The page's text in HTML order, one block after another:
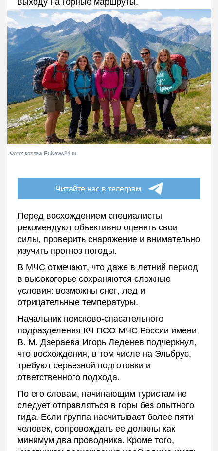
Фото: коллаж RuNews24.ru
Читайте нас в телеграм
Перед восхождением специалисты
рекомендуют объективно оценить свои
силы, проверить снаряжение и внимательно
изучить прогноз погоды.
В МЧС отмечают, что даже в летний период
в высокогорье сохраняются сложные
условия: возможны снег, лед и
отрицательные температуры.
Начальник поисково-спасательного
подразделения КЧ ПСО МЧС России имени
В. М. Дзераева Игорь Леденев подчеркнул,
что восхождения, в том числе на Эльбрус,
требуют серьезной подготовки и
ответственного подхода.
По его словам, начинающим туристам не
следует отправляться в горы без опытного
гида. Если группа насчитывает более пяти
человек, сопровождать ее должны как
минимум два проводника. Кроме того,